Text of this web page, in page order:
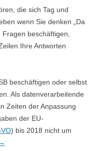
die sich Tag und
wenn Sie denken „Da
beschäftigen,
Ihre Antworten
beschäftigen oder selbst
Als datenverarbeitende
Zeiten der Anpassung
der EU-
) bis 2018 nicht um